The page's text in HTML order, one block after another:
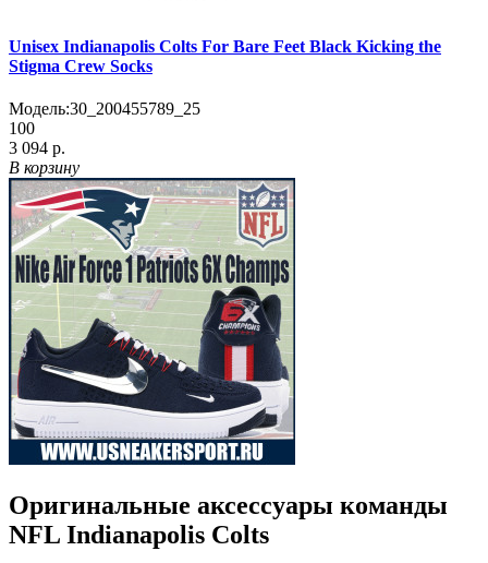
Unisex Indianapolis Colts For Bare Feet Black Kicking the
Stigma Crew Socks
Модель:30_200455789_25
100
3 094 р.
В корзину
Оригинальные аксессуары команды
NFL Indianapolis Colts